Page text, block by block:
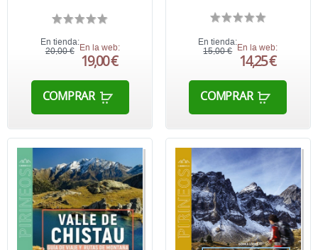
En tienda:
20,00 € En la web:
19,00 €
COMPRAR
En tienda:
15,00 €
En la web:
14,25 €
COMPRAR